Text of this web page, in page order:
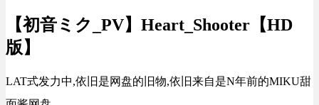
【初音ミク_PV】Heart_Shooter【HD
版】
LAT式发力中,依旧是网盘的旧物,依旧来自是N年前的MIKU甜